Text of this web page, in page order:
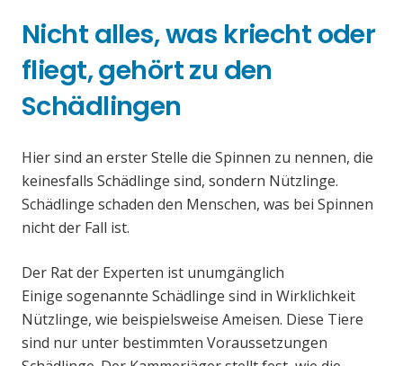
Nicht alles, was kriecht oder
fliegt, gehört zu den
Schädlingen
Hier sind an erster Stelle die Spinnen zu nennen, die
keinesfalls Schädlinge sind, sondern Nützlinge.
Schädlinge schaden den Menschen, was bei Spinnen
nicht der Fall ist.
Der Rat der Experten ist unumgänglich
Einige sogenannte Schädlinge sind in Wirklichkeit
Nützlinge, wie beispielsweise Ameisen. Diese Tiere
sind nur unter bestimmten Voraussetzungen